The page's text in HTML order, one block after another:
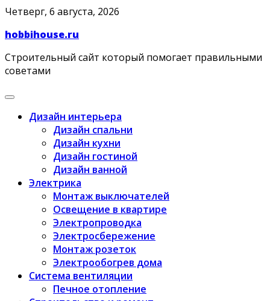
Skip
content
Четверг, 6 августа, 2026
hobbihouse.ru
Строительный сайт который помогает правильными
советами
Дизайн интерьера
Дизайн спальни
Дизайн кухни
Дизайн гостиной
Дизайн ванной
Электрика
Монтаж выключателей
Освещение в квартире
Электропроводка
Электросбережение
Монтаж розеток
Электрообогрев дома
Система вентиляции
Печное отопление